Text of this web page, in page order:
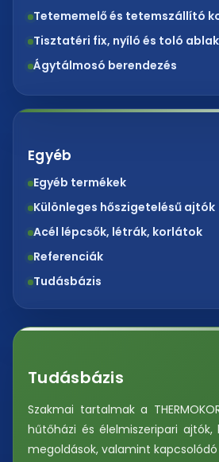
Tetememelő és tetemszállító
Tisztatéri fix, nyíló és toló
Ágytálmosó berendezés
Egyéb
Egyéb termékek
Különleges hőszigetelésű ajtók
Acél lépcsők, létrák, korlátok
Referenciák
Tudásbázis
Tudásbázis
Szakmai tartalmak a
hűtőházi és élelmiszeripari ajtók,
megoldások, valamint kapcsolódó